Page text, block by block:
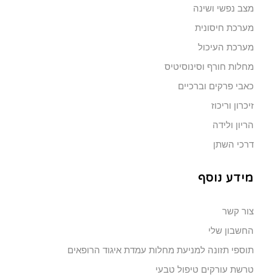
מצב נפשי ושינה
מערכת חיסונית
מערכת העיכול
מחלות חורף וסינוסיטיס
כאבי פרקים וברכיים
זיכרון וריכוז
הריון ולידה
דרכי השתן
מידע נוסף
צור קשר
החשבון שלי
תוספי תזונה למניעת מחלות עמדת איגוד הרופאים
טרשת עורקים טיפול טבעי